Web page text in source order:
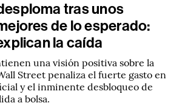
tras unos
de lo esperado:
la caída
una visión positiva sobre la
Street penaliza el fuerte gasto en
y el inminente desbloqueo de
a bolsa.